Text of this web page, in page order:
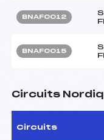
BNAF0012
BNAF0015
Circuits
Circuits